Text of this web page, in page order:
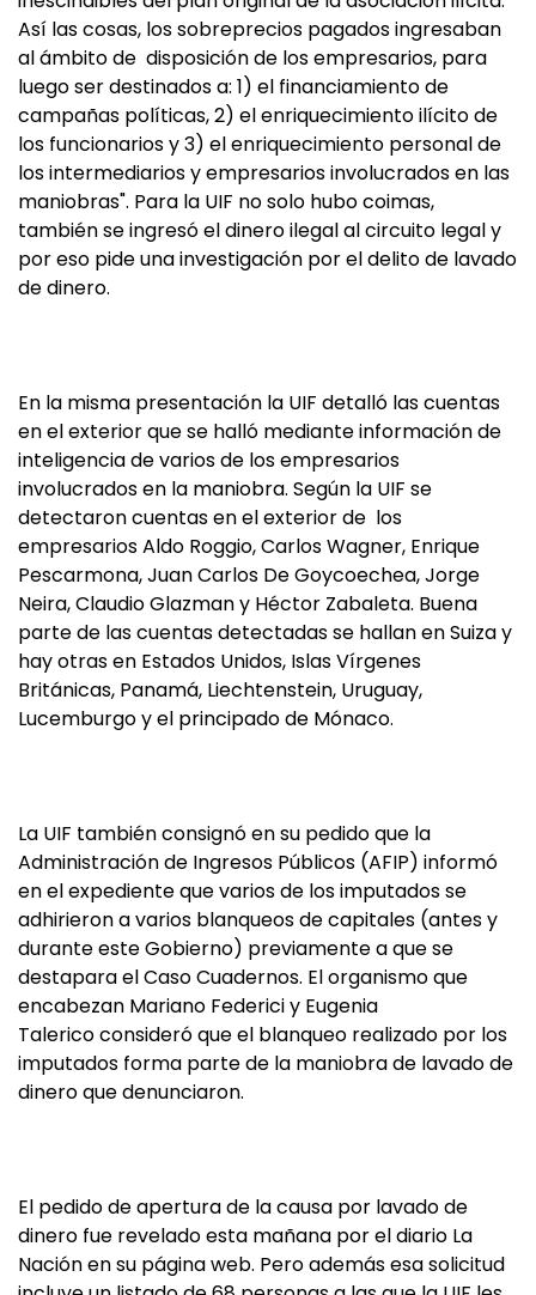
Así las cosas, los sobreprecios pagados ingresaban
al ámbito de disposición de los empresarios, para
luego ser destinados a: 1) el financiamiento de
campañas políticas, 2) el enriquecimiento ilícito de
los funcionarios y 3) el enriquecimiento personal de
los intermediarios y empresarios involucrados en las
maniobras". Para la UIF no solo hubo coimas,
también se ingresó el dinero ilegal al circuito legal y
por eso pide una investigación por el delito de lavado
de dinero.
En la misma presentación la UIF detalló las cuentas
en el exterior que se halló mediante información de
inteligencia de varios de los empresarios
involucrados en la maniobra. Según la UIF se
detectaron cuentas en el exterior de los
empresarios Aldo Roggio, Carlos Wagner, Enrique
Pescarmona, Juan Carlos De Goycoechea, Jorge
Neira, Claudio Glazman y Héctor Zabaleta. Buena
parte de las cuentas detectadas se hallan en Suiza y
hay otras en Estados Unidos, Islas Vírgenes
Británicas, Panamá, Liechtenstein, Uruguay,
Lucemburgo y el principado de Mónaco.
La UIF también consignó en su pedido que la
Administración de Ingresos Públicos (AFIP) informó
en el expediente que varios de los imputados se
adhirieron a varios blanqueos de capitales (antes y
durante este Gobierno) previamente a que se
destapara el Caso Cuadernos. El organismo que
encabezan Mariano Federici y Eugenia
Talerico consideró que el blanqueo realizado por los
imputados forma parte de la maniobra de lavado de
dinero que denunciaron.
El pedido de apertura de la causa por lavado de
dinero fue revelado esta mañana por el diario La
Nación en su página web. Pero además esa solicitud